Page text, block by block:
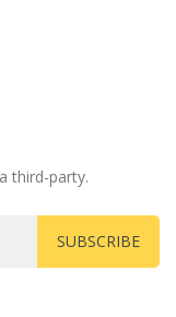
third-party.
SUBSCRIBE